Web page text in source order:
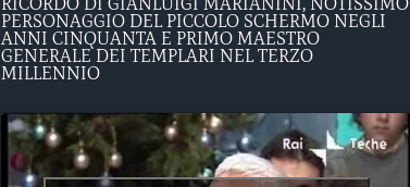
PERSONAGGIO DEL PICCOLO SCHERMO NEGLI
ANNI CINQUANTA E PRIMO MAESTRO
GENERALE DEI TEMPLARI NEL TERZO
MILLENNIO